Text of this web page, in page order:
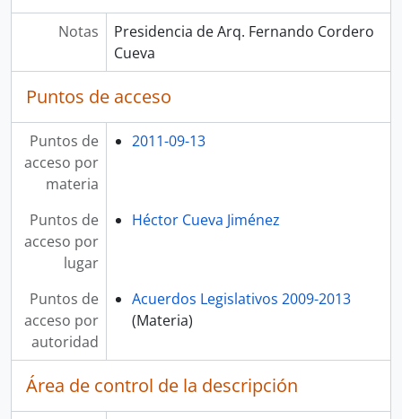
Notas
Presidencia de Arq. Fernando Cordero
Cueva
Puntos de acceso
Puntos de
acceso por
materia
2011-09-13
Puntos de
acceso por
lugar
Héctor Cueva Jiménez
Puntos de
acceso por
autoridad
Acuerdos Legislativos 2009-2013
(Materia)
Área de control de la descripción